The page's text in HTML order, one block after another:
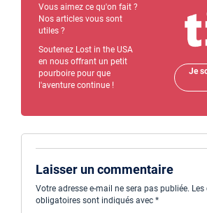
Vous aimez ce qu'on fait ?
Nos articles vous sont
utiles ?
Soutenez Lost in the USA
en nous offrant un petit
pourboire pour que
l'aventure continue !
Je
Laisser un commentaire
Votre adresse e-mail ne sera pas publiée.
obligatoires sont indiqués avec *